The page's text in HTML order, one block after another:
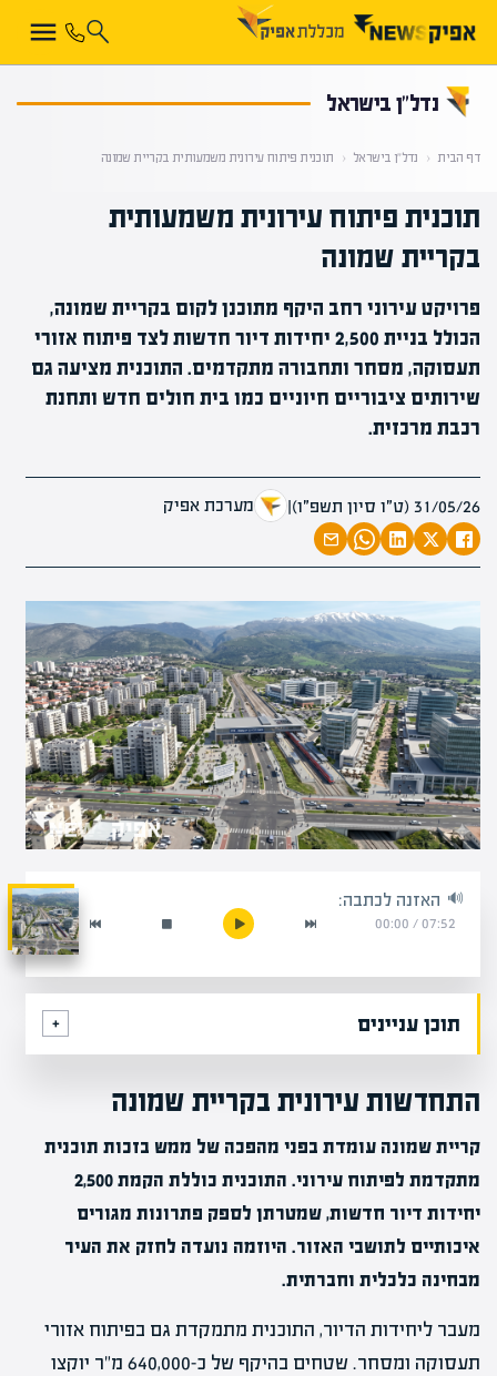
נדל”ן בישראל
דף הבית ‹ נדל”ן בישראל ‹ תוכנית פיתוח עירונית משמעותית בקריית שמונה
תוכנית פיתוח עירונית משמעותית
בקריית שמונה
פרויקט עירוני רחב היקף מתוכנן לקום בקריית שמונה,
הכולל בניית 2,500 יחידות דיור חדשות לצד פיתוח אזורי
תעסוקה, מסחר ותחבורה מתקדמים. התוכנית מציעה גם
שירותים ציבוריים חיוניים כמו בית חולים חדש ותחנת
רכבת מרכזית.
31/05/26 (ט״ו סיון תשפ״ו) | מערכת אפיק
האזנה לכתבה:
07:52
/
00:00
תוכן עניינים
התחדשות עירונית בקריית שמונה
קריית שמונה עומדת בפני מהפכה של ממש בזכות תוכנית
מתקדמת לפיתוח עירוני. התוכנית כוללת הקמת 2,500
יחידות דיור חדשות, שמטרתן לספק פתרונות מגורים
איכותיים לתושבי האזור. היוזמה נועדה לחזק את העיר
מבחינה כלכלית וחברתית.
מעבר ליחידות הדיור, התוכנית מתמקדת גם בפיתוח אזורי
תעסוקה ומסחר. שטחים בהיקף של כ-640,000 מ"ר יוקצו